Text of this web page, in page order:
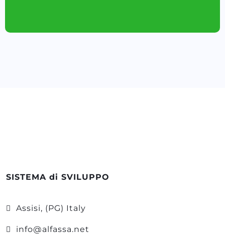
SISTEMA di SVILUPPO
Assisi, (PG) Italy
info@alfassa.net